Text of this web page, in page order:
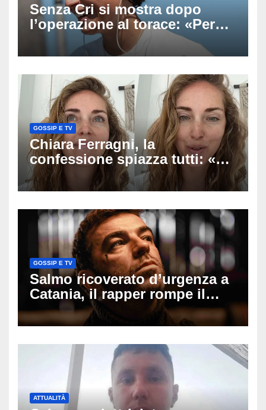
Senza Cri si mostra dopo
l’operazione al torace: «Per
anni mi sentivo in trappola», il
racconto sul difficile percorso
GOSSIP E TV
Chiara Ferragni, la
confessione spiazza tutti: «Un
mio ex voleva che mi rifacessi
il seno». Poi svela i ritocchi di
GOSSIP E TV
Salmo ricoverato d’urgenza a
Catania, il rapper rompe il
silenzio dopo la notte in
ospedale: come sta e cosa
ATTUALITÀ